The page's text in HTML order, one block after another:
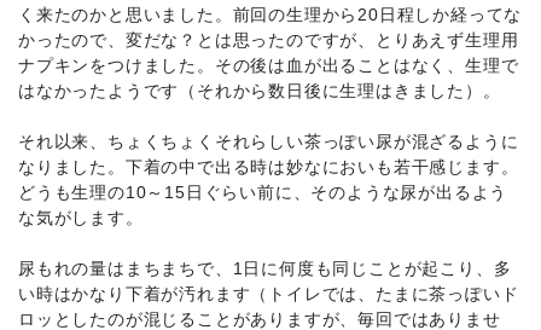
く来たのかと思いました。前回の生理から20日程しか経ってな
かったので、変だな？とは思ったのですが、とりあえず生理用
ナプキンをつけました。その後は血が出ることはなく、生理で
はなかったようです（それから数日後に生理はきました）。
それ以来、ちょくちょくそれらしい茶っぽい尿が混ざるように
なりました。下着の中で出る時は妙なにおいも若干感じます。
どうも生理の10～15日ぐらい前に、そのような尿が出るよう
な気がします。
尿もれの量はまちまちで、1日に何度も同じことが起こり、多
い時はかなり下着が汚れます（トイレでは、たまに茶っぽいド
ロッとしたのが混じることがありますが、毎回ではありませ